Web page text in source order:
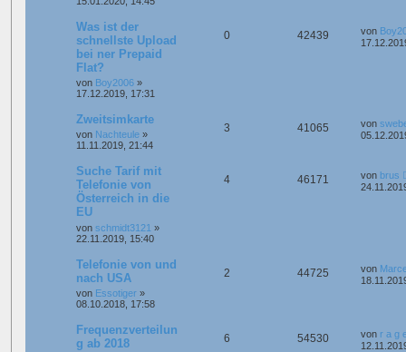
Was ist der
schnellste Upload
bei ner Prepaid
Flat?
von Boy2006 »
17.12.2019, 17:31
0 42439 von
Zweitsimkarte
von Nachteule »
11.11.2019, 21:44
3 41065 von
Suche Tarif mit
Telefonie von
Österreich in die
EU
von schmidt3121 »
22.11.2019, 15:40
4 46171 von brus
Telefonie von und
nach USA
von Essotiger »
08.10.2018, 17:58
2 44725 von
Frequenzverteilun
g ab 2018
6 54530 von r a g